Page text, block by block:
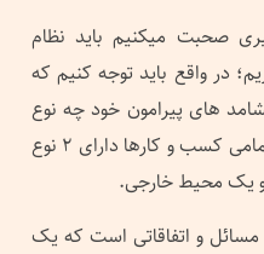
صحبت میکنیم باید نظام
در واقع باید توجه کنیم که
های پیرامون خود چه نوع
واکنش و نگرشی خواهد داشت. تمامی کسب و کارها دارای ۲ نوع
یک محیط خارجی.
و اتفاقاتی است که یک